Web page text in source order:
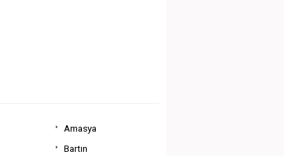
Amasya
Bartın